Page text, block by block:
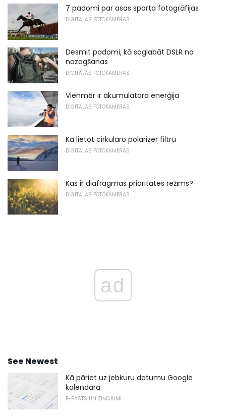
7 padomi par asas sporta fotogrāfijas
DIGITĀLĀS FOTOKAMERAS
Desmit padomi, kā saglabāt DSLR no
nozagšanas
DIGITĀLĀS FOTOKAMERAS
Vienmēr ir akumulatora enerģija
DIGITĀLĀS FOTOKAMERAS
Kā lietot cirkulāro polarizer filtru
DIGITĀLĀS FOTOKAMERAS
Kas ir diafragmas prioritātes režīms?
DIGITĀLĀS FOTOKAMERAS
ad
See Newest
Kā pāriet uz jebkuru datumu Google
kalendārā
E-PASTS UN ZIŅOJUMI